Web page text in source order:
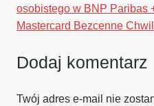
osobistego w BNP Paribas
Mastercard Bezcenne
Dodaj komentarz
Twój adres e-mail nie